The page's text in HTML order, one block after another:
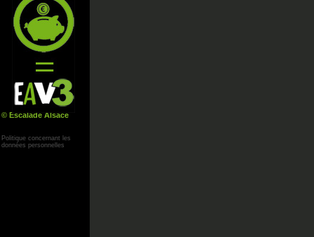
© Escalade Alsace
Politique concernant les
données personnelles